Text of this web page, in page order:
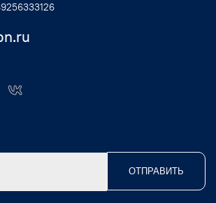
ОТПРАВИТЬ